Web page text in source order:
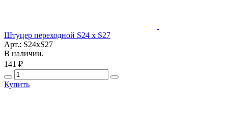
Штуцер переходной S24 x S27
Арт.: S24xS27
В наличии.
141 ₽
Купить